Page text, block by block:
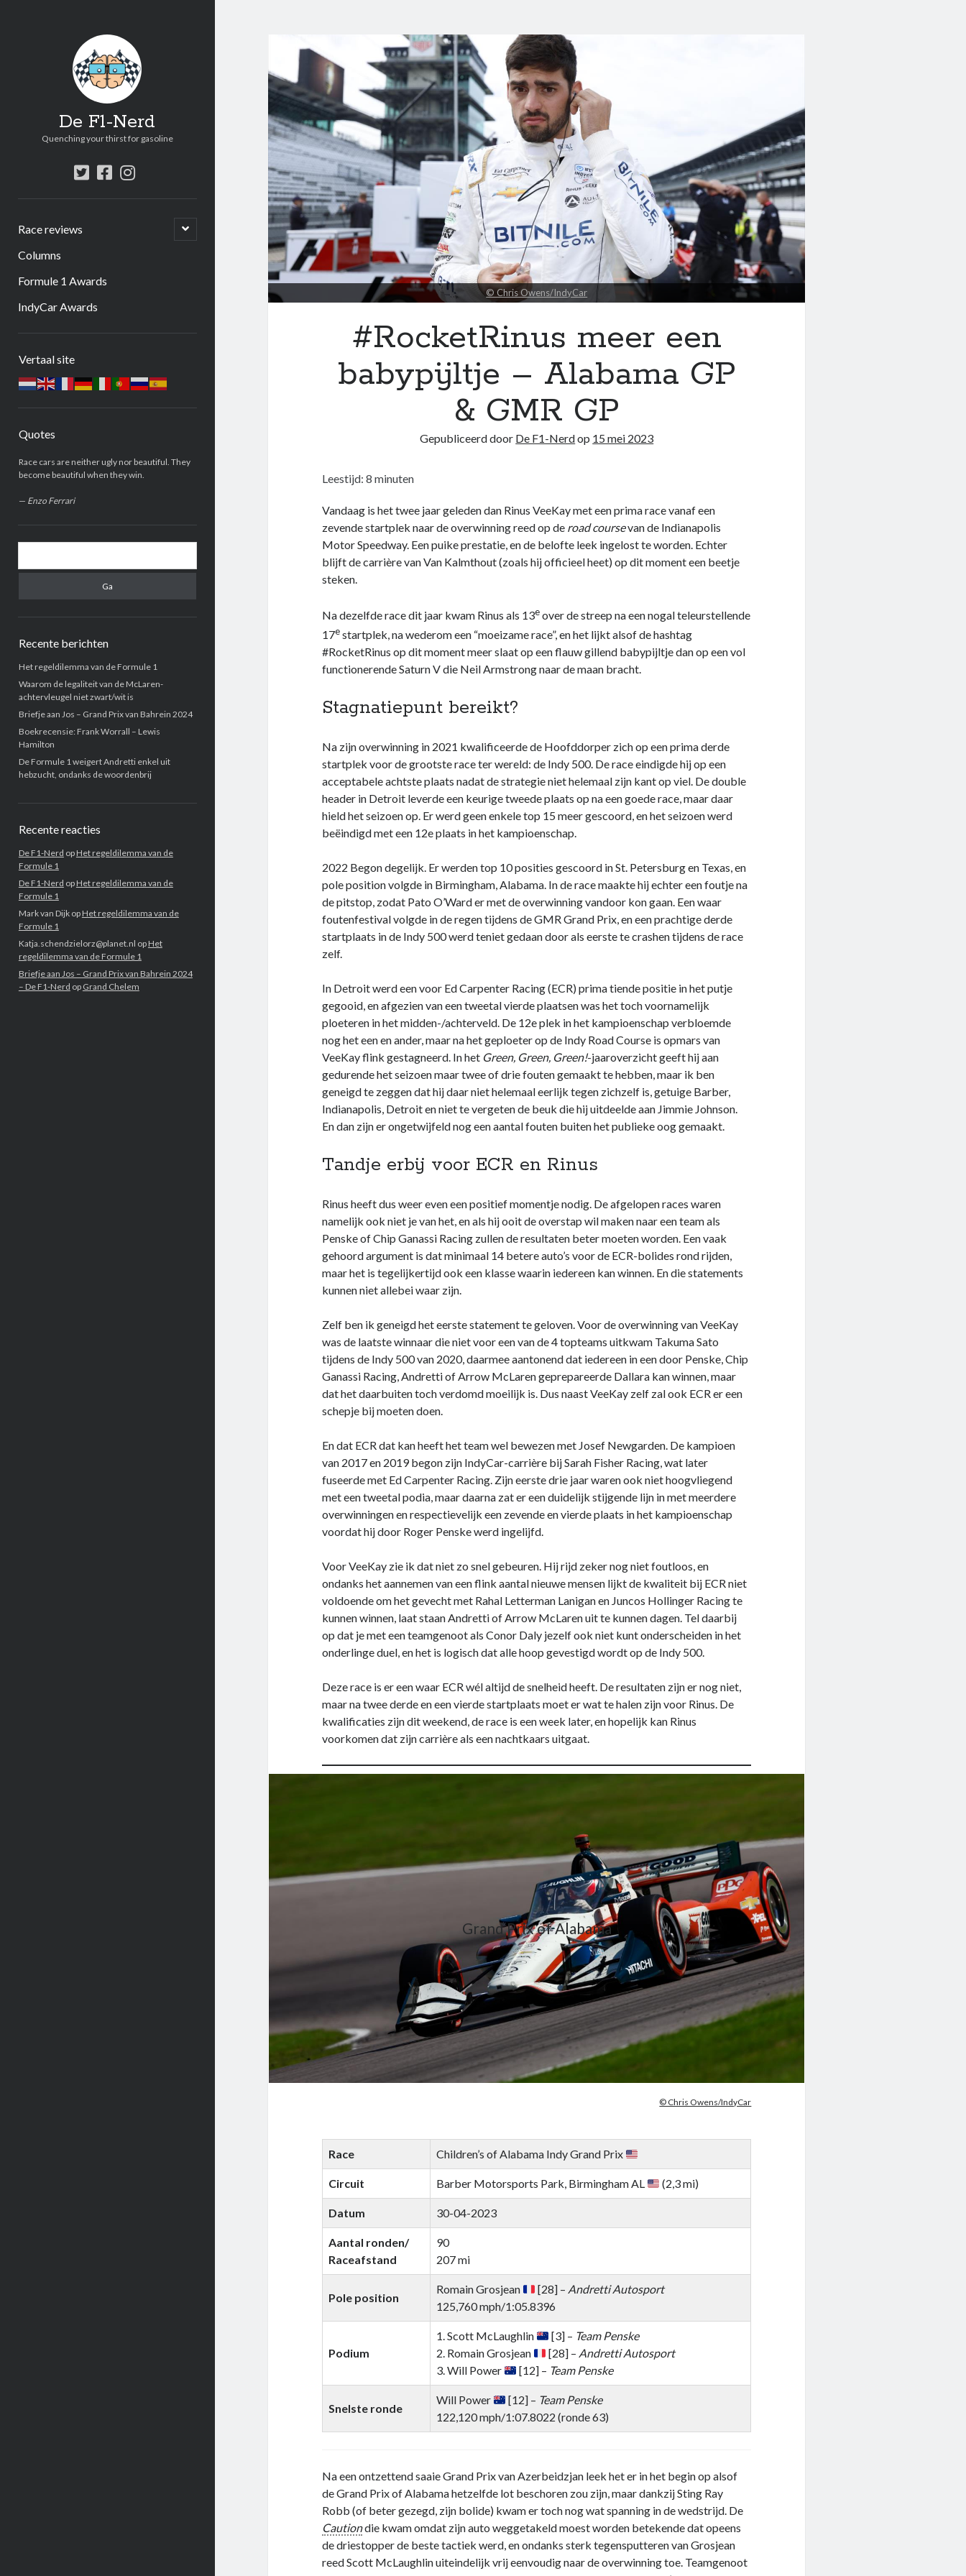
De F1-Nerd
Quenching your thirst for gasoline
twitterfacebook
instagram
Race reviews
open
submenu
Columns
Formule 1 Awards
IndyCar Awards
Vertaal site
Quotes
Race cars are neither ugly nor beautiful. They
become beautiful when they win.
— Enzo Ferrari
Recente berichten
Het regeldilemma van de Formule 1
Waarom de legaliteit van de McLaren-
achtervleugel niet zwart/wit is
Briefje aan Jos – Grand Prix van Bahrein 2024
Boekrecensie: Frank Worrall – Lewis
Hamilton
De Formule 1 weigert Andretti enkel uit
hebzucht, ondanks de woordenbrij
Recente reacties
De F1-Nerd op Het regeldilemma van de
Formule 1
De F1-Nerd op Het regeldilemma van de
Formule 1
Mark van Dijkop Het regeldilemma van de
Formule 1
Katja.schendzielorz@planet.nl op Het
regeldilemma van de Formule 1
Briefje aan Jos – Grand Prix van Bahrein 2024
– De F1-Nerd op Grand Chelem
© Chris Owens/IndyCar
#RocketRinus meer een
babypijltje – Alabama GP
& GMR GP
Gepubliceerd door De F1-Nerdop 15 mei 2023
Leestijd:8 minuten
Vandaag is het twee jaar geleden dan Rinus VeeKay met een prima race vanaf een
zevende startplek naar de overwinning reed op de road coursevan de Indianapolis
Motor Speedway. Een puike prestatie, en de belofte leek ingelost te worden. Echter
blijft de carrière van Van Kalmthout (zoals hij officieel heet) op dit moment een beetje
steken.
Na dezelfde race dit jaar kwam Rinus als 13eover de streep na een nogal teleurstellende
17estartplek, na wederom een “moeizame race”, en het lijkt alsof de hashtag
#RocketRinus op dit moment meer slaat op een flauw gillend babypijltje dan op een vol
functionerende Saturn V die Neil Armstrong naar de maan bracht.
Stagnatiepunt bereikt?
Na zijn overwinning in 2021 kwalificeerde de Hoofddorper zich op een prima derde
startplek voor de grootste race ter wereld: de Indy 500. De race eindigde hij op een
acceptabele achtste plaats nadat de strategie niet helemaal zijn kant op viel. De double
header in Detroit leverde een keurige tweede plaats op na een goede race, maar daar
hield het seizoen op. Er werd geen enkele top 15 meer gescoord, en het seizoen werd
beëindigd met een 12e plaats in het kampioenschap.
2022 Begon degelijk. Er werden top 10 posities gescoord in St. Petersburg en Texas, en
pole position volgde in Birmingham, Alabama. In de race maakte hij echter een foutje na
de pitstop, zodat Pato O’Ward er met de overwinning vandoor kon gaan. Een waar
foutenfestival volgde in de regen tijdens de GMR Grand Prix, en een prachtige derde
startplaats in de Indy 500 werd teniet gedaan door als eerste te crashen tijdens de race
zelf.
In Detroit werd een voor Ed Carpenter Racing (ECR) prima tiende positie in het putje
gegooid, en afgezien van een tweetal vierde plaatsen was het toch voornamelijk
ploeteren in het midden-/achterveld. De 12e plek in het kampioenschap verbloemde
nog het een en ander, maar na het geploeter op de Indy Road Course is opmars van
VeeKay flink gestagneerd. In het Green, Green, Green!-jaaroverzicht geeft hij aan
gedurende het seizoen maar twee of drie fouten gemaakt te hebben, maar ik ben
geneigd te zeggen dat hij daar niet helemaal eerlijk tegen zichzelf is, getuige Barber,
Indianapolis, Detroit en niet te vergeten de beuk die hij uitdeelde aan Jimmie Johnson.
En dan zijn er ongetwijfeld nog een aantal fouten buiten het publieke oog gemaakt.
Tandje erbij voor ECR en Rinus
Rinus heeft dus weer even een positief momentje nodig. De afgelopen races waren
namelijk ook niet je van het, en als hij ooit de overstap wil maken naar een team als
Penske of Chip Ganassi Racing zullen de resultaten beter moeten worden. Een vaak
gehoord argument is dat minimaal 14 betere auto’s voor de ECR-bolides rond rijden,
maar het is tegelijkertijd ook een klasse waarin iedereen kan winnen. En die statements
kunnen niet allebei waar zijn.
Zelf ben ik geneigd het eerste statement te geloven. Voor de overwinning van VeeKay
was de laatste winnaar die niet voor een van de 4 topteams uitkwam Takuma Sato
tijdens de Indy 500 van 2020, daarmee aantonend dat iedereen in een door Penske, Chip
Ganassi Racing, Andretti of Arrow McLaren geprepareerde Dallara kan winnen, maar
dat het daarbuiten toch verdomd moeilijk is. Dus naast VeeKay zelf zal ook ECR er een
schepje bij moeten doen.
En dat ECR dat kan heeft het team wel bewezen met Josef Newgarden. De kampioen
van 2017 en 2019 begon zijn IndyCar-carrière bij Sarah Fisher Racing, wat later
fuseerde met Ed Carpenter Racing. Zijn eerste drie jaar waren ook niet hoogvliegend
met een tweetal podia, maar daarna zat er een duidelijk stijgende lijn in met meerdere
overwinningen en respectievelijk een zevende en vierde plaats in het kampioenschap
voordat hij door Roger Penske werd ingelijfd.
Voor VeeKay zie ik dat niet zo snel gebeuren. Hij rijd zeker nog niet foutloos, en
ondanks het aannemen van een flink aantal nieuwe mensen lijkt de kwaliteit bij ECR niet
voldoende om het gevecht met Rahal Letterman Lanigan en Juncos Hollinger Racing te
kunnen winnen, laat staan Andretti of Arrow McLaren uit te kunnen dagen. Tel daarbij
op dat je met een teamgenoot als Conor Daly jezelf ook niet kunt onderscheiden in het
onderlinge duel, en het is logisch dat alle hoop gevestigd wordt op de Indy 500.
Deze race is er een waar ECR wél altijd de snelheid heeft. De resultaten zijn er nog niet,
maar na twee derde en een vierde startplaats moet er wat te halen zijn voor Rinus. De
kwalificaties zijn dit weekend, de race is een week later, en hopelijk kan Rinus
voorkomen dat zijn carrière als een nachtkaars uitgaat.
Grand Prix of Alabama
© Chris Owens/IndyCar
Race Children’s of Alabama Indy Grand Prix
Circuit Barber Motorsports Park, Birmingham AL (2,3 mi)
Datum 30-04-2023
Aantal ronden/
Raceafstand
90
207 mi
Pole position
Romain Grosjean [28] – Andretti Autosport
125,760 mph/1:05.8396
Podium
1. Scott McLaughlin [3] – Team Penske
2. Romain Grosjean
[28] – Andretti Autosport
3. Will Power
[12] – Team Penske
Snelste ronde
Will Power [12] – Team Penske
122,120 mph/1:07.8022 (ronde 63)
Na een ontzettend saaie Grand Prix van Azerbeidzjan leek het er in het begin op alsof
de Grand Prix of Alabama hetzelfde lot beschoren zou zijn, maar dankzij Sting Ray
Robb (of beter gezegd, zijn bolide) kwam er toch nog wat spanning in de wedstrijd. De
Cautiondie kwam omdat zijn auto weggetakeld moest worden betekende dat opeens
de driestopper de beste tactiek werd, en ondanks sterk tegensputteren van Grosjean
reed Scott McLaughlin uiteindelijk vrij eenvoudig naar de overwinning toe. Teamgenoot
Noodzakelijk
om de website
te laten
Statistieken
Deze
worden
gebruikt om
het gebruik
van de
website in
kaart te
brengen. Als
je deze
weigert
wordt je
surfgedrag
op deze site
niet gevolgd.
worden gebruikt om
gebruiksvriendelijk
mogelijk te laten
functioneren. Indien
je deze cookies
weigert kan het zijn
dat je bepaalde
inhoud van de
website niet meer
kunt gebruiken.